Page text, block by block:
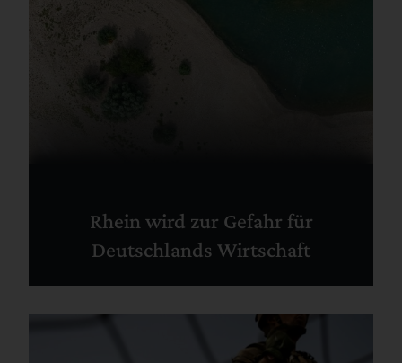
Rhein wird zur Gefahr für
Deutschlands Wirtschaft